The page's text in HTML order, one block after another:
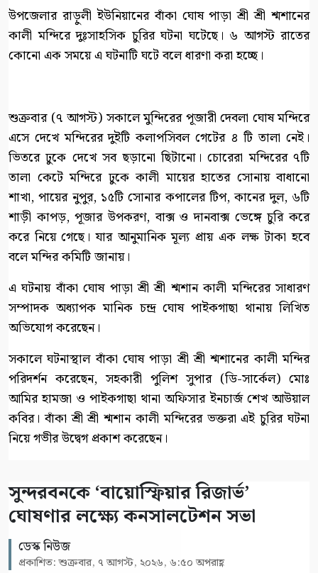
উপজেলার রাড়ুলী ইউনিয়ানের বাঁকা ঘোষ পাড়া শ্রী শ্রী শ্মশানের
কালী মন্দিরে দুঃসাহসিক চুরির ঘটনা ঘটেছে। ৬ আগস্ট রাতের
কোনো এক সময়ে এ ঘটনাটি ঘটে বলে ধারণা করা হচ্ছে।
শুক্রবার (৭ আগস্ট) সকালে মুন্দিরের পূজারী দেবলা ঘোষ মন্দিরে
এসে দেখে মন্দিরের দুইটি কলাপসিবল গেটের ৪ টি তালা নেই।
ভিতরে ঢুকে দেখে সব ছড়ানো ছিটানো। চোরেরা মন্দিরের ৭টি
তালা কেটে মন্দিরে ঢুকে কালী মায়ের হাতের সোনায় বাধানো
শাখা, পায়ের নুপুর, ১৫টি সোনার কপালের টিপ, কানের দুল, ৬টি
শাড়ী কাপড়, পূজার উপকরণ, বাক্স ও দানবাক্স ভেঙ্গে চুরি করে
করে নিয়ে গেছে। যার আনুমানিক মূল্য প্রায় এক লক্ষ টাকা হবে
বলে মন্দির কমিটি জানায়।
এ ঘটনায় বাঁকা ঘোষ পাড়া শ্রী শ্রী শ্মশান কালী মন্দিরের সাধারণ
সম্পাদক অধ্যাপক মানিক চন্দ্র ঘোষ পাইকগাছা থানায় লিখিত
অভিযোগ করেছেন।
সকালে ঘটনাস্থাল বাঁকা ঘোষ পাড়া শ্রী শ্রী শ্মশানের কালী মন্দির
পরিদর্শন করেছেন, সহকারী পুলিশ সুপার (ডি-সার্কেল) মোঃ
আমির হামজা ও পাইকগাছা থানা অফিসার ইনচার্জ শেখ আউয়াল
কবির। বাঁকা শ্রী শ্রী শ্মশান কালী মন্দিরের ভক্তরা এই চুরির ঘটনা
নিয়ে গভীর উদ্বেগ প্রকাশ করেছেন।
সুন্দরবনকে ‘বায়োস্ফিয়ার রিজার্ভ’
ঘোষণার লক্ষ্যে কনসালটেশন সভা
ডেস্ক নিউজ
প্রকাশিত: শুক্রবার, ৭ আগস্ট, ২০২৬, ৬:৫০ অপরাহ্ণ